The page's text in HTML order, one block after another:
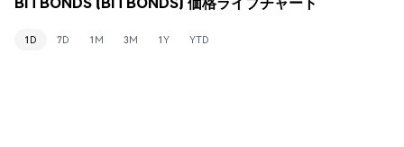
1D 7D 1M 3M 1Y YTD